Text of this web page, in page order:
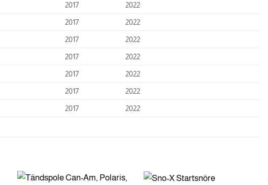
2017
2022
2017
2022
2017
2022
2017
2022
2017
2022
2017
2022
2017 2022